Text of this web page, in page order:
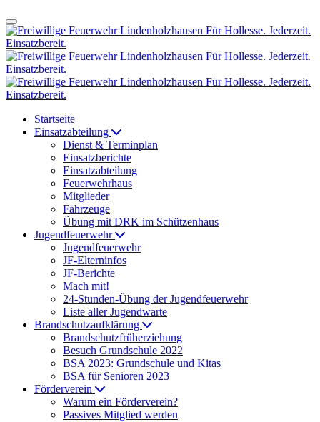
Startseite
Einsatzabteilung
Dienst & Terminplan
Einsatzberichte
Einsatzabteilung
Feuerwehrhaus
Mitglieder
Fahrzeuge
Übung mit DRK im Schützenhaus
Jugendfeuerwehr
Jugendfeuerwehr
JF-Elterninfos
JF-Berichte
Mach mit!
24-Stunden-Übung der Jugendfeuerwehr
Liste aller Jugendwarte
Brandschutzaufklärung
Brandschutzfrüherziehung
Besuch Grundschule 2022
BSA 2023: Grundschule und Kitas
BSA für Senioren 2023
Förderverein
Warum ein Förderverein?
Passives Mitglied werden